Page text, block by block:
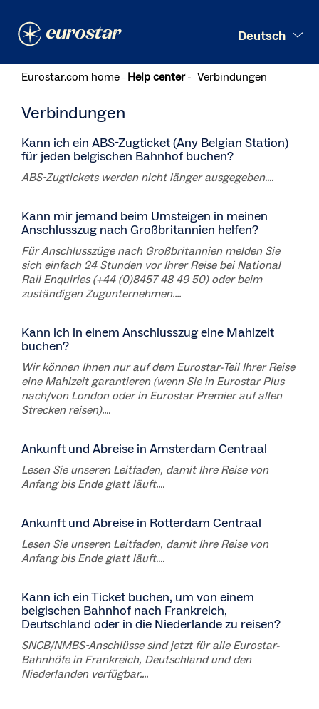
Deutsch
Eurostar.com home Help center Verbindungen
Verbindungen
Kann ich ein ABS-Zugticket (Any Belgian Station)
für jeden belgischen Bahnhof buchen?
ABS-Zugtickets werden nicht länger ausgegeben....
Kann mir jemand beim Umsteigen in meinen
Anschlusszug nach Großbritannien helfen?
Für Anschlusszüge nach Großbritannien melden Sie
sich einfach 24 Stunden vor Ihrer Reise bei National
Rail Enquiries (+44 (0)8457 48 49 50) oder beim
zuständigen Zugunternehmen....
Kann ich in einem Anschlusszug eine Mahlzeit
buchen?
Wir können Ihnen nur auf dem Eurostar-Teil Ihrer Reise
eine Mahlzeit garantieren (wenn Sie in Eurostar Plus
nach/von London oder in Eurostar Premier auf allen
Strecken reisen)....
Ankunft und Abreise in Amsterdam Centraal
Lesen Sie unseren Leitfaden, damit Ihre Reise von
Anfang bis Ende glatt läuft....
Ankunft und Abreise in Rotterdam Centraal
Lesen Sie unseren Leitfaden, damit Ihre Reise von
Anfang bis Ende glatt läuft....
Kann ich ein Ticket buchen, um von einem
belgischen Bahnhof nach Frankreich,
Deutschland oder in die Niederlande zu reisen?
SNCB/NMBS-Anschlüsse sind jetzt für alle Eurostar-
Bahnhöfe in Frankreich, Deutschland und den
Niederlanden verfügbar....